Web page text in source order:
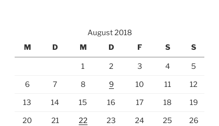
August 2018
M
D M D F S S
1 2 3 4 5
6 7 8 9 10 11 12
13 14 15 16 17 18 19
20 21 22 23 24 25 26